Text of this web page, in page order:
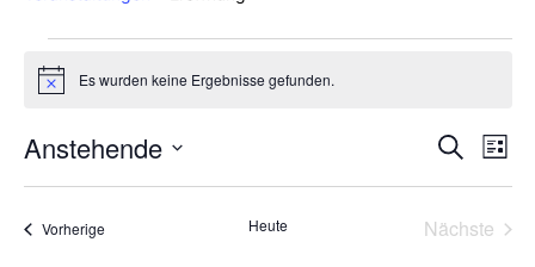
Veranstaltungen
HinweisEs wurden keine Ergebnisse gefunden.
Suche
und
SucheListe
Anstehende
VorherigeVeranstaltungen Heute
Nächste